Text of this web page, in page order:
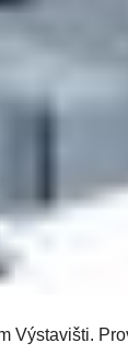
Výstavišti.